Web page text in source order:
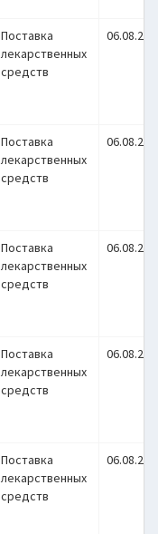
Поставка
лекарственных
средств
Поставка
лекарственных
средств
Поставка
лекарственных
средств
Поставка
лекарственных
средств
Поставка
лекарственных
средств